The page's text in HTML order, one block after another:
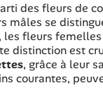
des fleurs de
mâles se
les fleurs
distinction est
, grâce à leur
courantes,